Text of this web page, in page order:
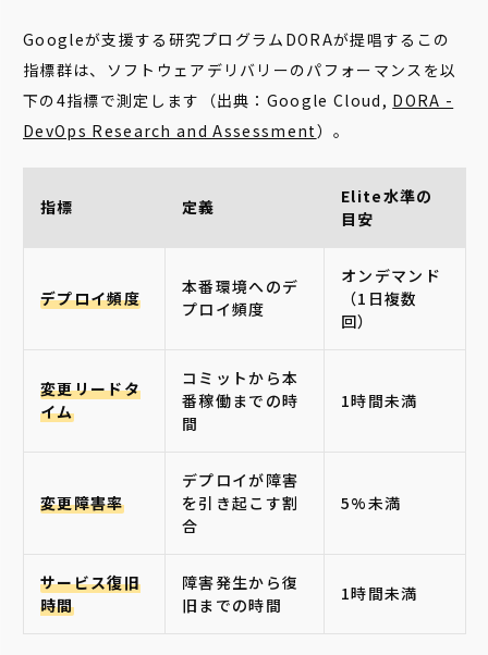
Googleが支援する研究プログラムDORAが提唱するこの
指標群は、ソフトウェアデリバリーのパフォーマンスを以
下の4指標で測定します（出典：Google Cloud, DORA -
DevOps Research and Assessment）。
指標 定義
Elite水準の
目安
デプロイ頻度
本番環境へのデ
プロイ頻度
オンデマンド
（1日複数
回）
変更リードタ
イム
コミットから本
番稼働までの時
間
1時間未満
変更障害率
デプロイが障害
を引き起こす割
合
5%未満
サービス復旧
時間
障害発生から復
旧までの時間
1時間未満